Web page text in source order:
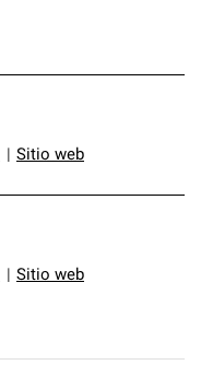
Sitio web
Sitio web